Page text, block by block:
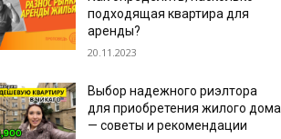
подходящая квартира для
аренды?
20.11.2023
Выбор надежного риэлтора
для приобретения жилого дома
— советы и рекомендации